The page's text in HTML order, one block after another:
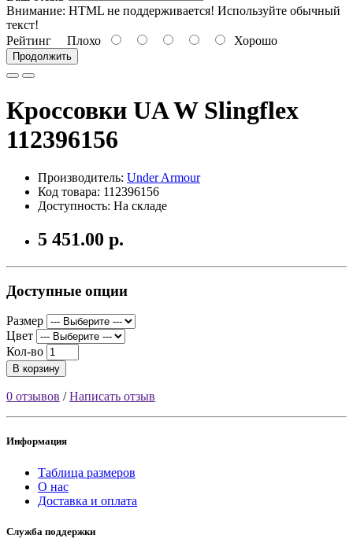
Внимание: HTML не поддерживается! Используйте обычный
текст!
Рейтинг Плохо Хорошо
Продолжить
Кроссовки UA W Slingflex
112396156
Производитель: Under Armour
Код товара: 112396156
Доступность: На складе
5 451.00 р.
Доступные опции
Размер
Цвет
Кол-во
В корзину
0 отзывов /Написать отзыв
Информация
Таблица размеров
О нас
Доставка и оплата
Служба поддержки